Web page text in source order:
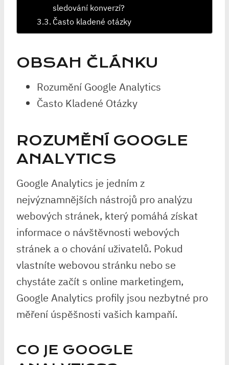
sledování konverzí?
Často kladené otázky
OBSAH ČLÁNKU
Rozumění Google Analytics
Často Kladené Otázky
ROZUMĚNÍ GOOGLE
ANALYTICS
Google Analytics je jedním z
nejvýznamnějších nástrojů pro analýzu
webových stránek, který pomáhá získat
informace o návštěvnosti webových
stránek a o chování uživatelů. Pokud
vlastníte webovou stránku nebo se
chystáte začít s online marketingem,
Google Analytics profily jsou nezbytné pro
měření úspěšnosti vašich kampaňí.
CO JE GOOGLE